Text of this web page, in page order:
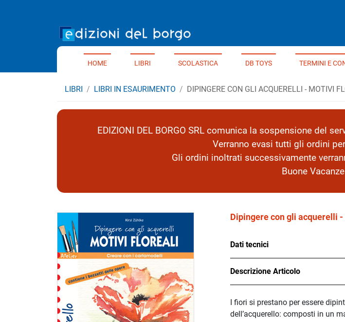
HOME LIBRI SCOLASTICA DB TOYS TERMINI E
LIBRI LIBRI IN ESAURIMENTO DIPINGERE CON GLI ACQUERELLI - MOTIVI
EDIZIONI DEL BORGO SRL comunica la sospensione del
Verranno evasi tutti gli ordini
Gli ordini inoltrati successivamente
Buone
Dipingere con gli acquerelli
Dati tecnici
Descrizione Articolo
I fiori si prestano per essere
dell’acquerello: composti in un